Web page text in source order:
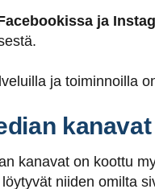
ja
ja toiminnoilla
kanavat
kanavat on koottu
niiden omilta